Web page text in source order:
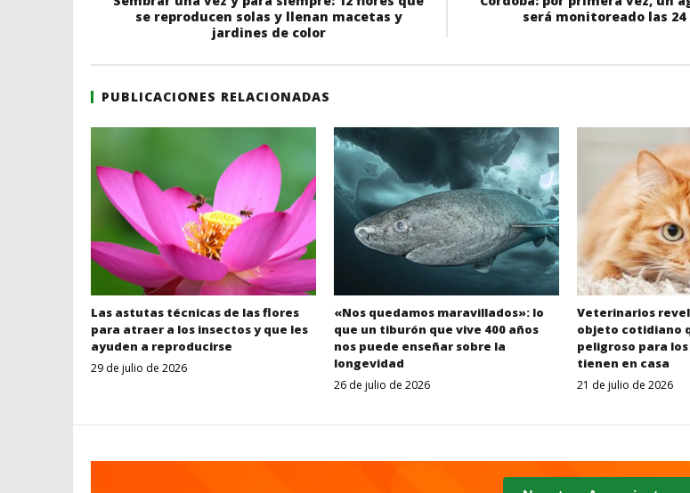
se reproducen solas y llenan macetas y
jardines de color
será monitoreado las 24
PUBLICACIONES RELACIONADAS
Las astutas técnicas de las flores
para atraer a los insectos y que les
ayuden a reproducirse
29 de julio de 2026
«Nos quedamos maravillados»: lo
que un tiburón que vive 400 años
nos puede enseñar sobre la
longevidad
26 de julio de 2026
2
Veterinarios
objeto cotidiano
peligroso para
tienen en casa
21 de julio de 2026
2